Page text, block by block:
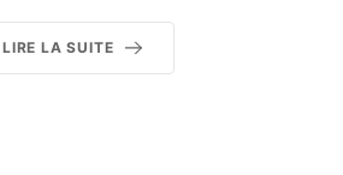
LIRE LA SUITE